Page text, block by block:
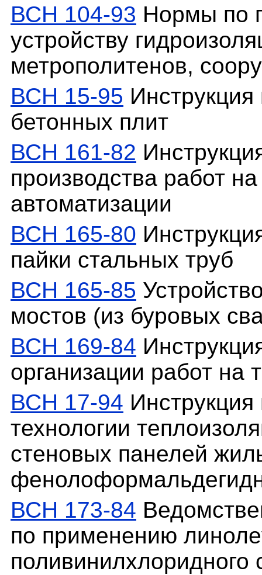
ВСН 104-93 Нормы по
устройству
метрополитенов,
ВСН 15-95 Инструкция
бетонных плит
ВСН 161-82
производства работ
автоматизации
ВСН 165-80
пайки стальных труб
ВСН 165-85
мостов (из буровых
ВСН 169-84
организации работ на
ВСН 17-94
технологии
стеновых панелей
ВСН 173-84
по применению
поливинилхлоридного